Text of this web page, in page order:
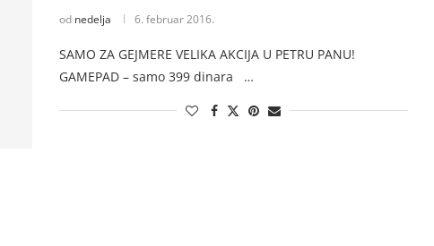
od nedelja 6. februar 2016.
SAMO ZA GEJMERE VELIKA AKCIJA U PETRU PANU!
GAMEPAD – samo 399 dinara …